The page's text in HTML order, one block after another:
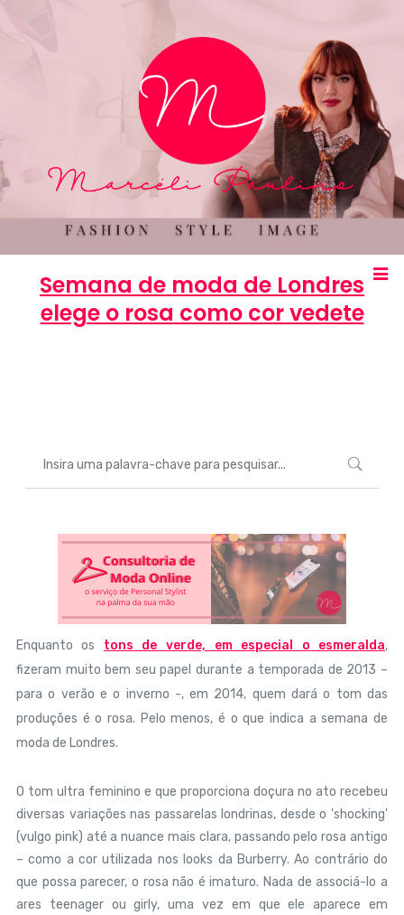
Semana de moda de Londres
elege o rosa como cor vedete
Enquanto os tons de verde, em especial o esmeralda,
fizeram muito bem seu papel durante a temporada de 2013 –
para o verão e o inverno -, em 2014, quem dará o tom das
produções é o rosa. Pelo menos, é o que indica a semana de
moda de Londres.
O tom ultra feminino e que proporciona doçura no ato recebeu
diversas variações nas passarelas londrinas, desde o 'shocking'
(vulgo pink) até a nuance mais clara, passando pelo rosa antigo
– como a cor utilizada nos looks da Burberry. Ao contrário do
que possa parecer, o rosa não é imaturo. Nada de associá-lo a
ares teenager ou girly, uma vez em que ele aparece em